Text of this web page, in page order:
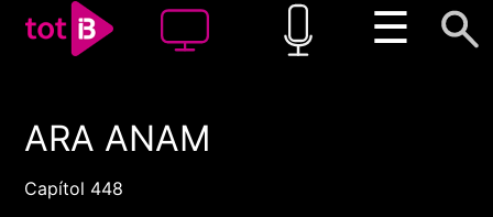
☰
00:00 00:00
ARA ANAM
Capítol 448